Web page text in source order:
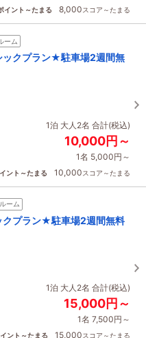
イント～たまる 8,000スコア～たまる
ーム
ックプラン★駐車場2週間無
1泊 大人2名 合計(税込)
10,000円～
1名 5,000円～
ント～たまる 10,000スコア～たまる
ーム
クプラン★駐車場2週間無料
1泊 大人2名 合計(税込)
15,000円～
1名 7,500円～
ント～たまる 15,000スコア～たまる